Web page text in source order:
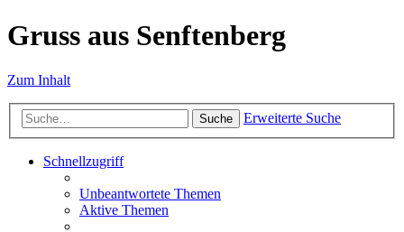
Gruss aus Senftenberg
Zum Inhalt
Suche Erweiterte Suche
Schnellzugriff
Unbeantwortete Themen
Aktive Themen